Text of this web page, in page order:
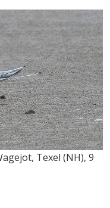
Texel (NH), 9